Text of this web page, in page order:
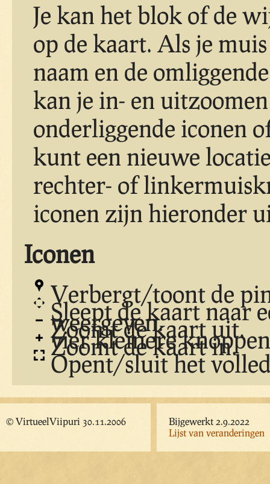
Je kan het blok of de
op de kaart. Als je
naam en de
kan je in- en
onderliggende iconen
kunt een nieuwe
rechter- of
iconen zijn hieronder
Iconen
Verbergt/toont de
weergeven.
Sleept de kaart naar
vier kleinere
Zoomt de kaart uit.
Zoomt de kaart in.
Opent/sluit het
© VirtueelViipuri 30.11.2006
Bijgewerkt 2.9.2022
Lijst van veranderingen